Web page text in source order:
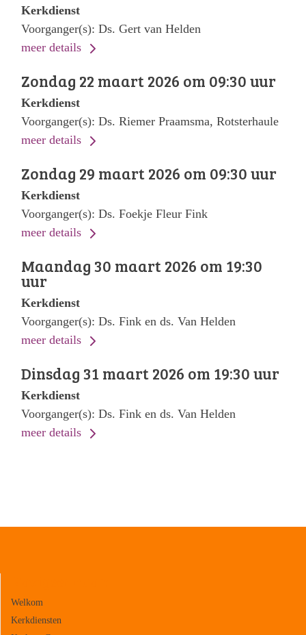
Kerkdienst
Voorganger(s): Ds. Gert van Helden
meer details
Zondag 22 maart 2026 om 09:30 uur
Kerkdienst
Voorganger(s): Ds. Riemer Praamsma, Rotsterhaule
meer details
Zondag 29 maart 2026 om 09:30 uur
Kerkdienst
Voorganger(s): Ds. Foekje Fleur Fink
meer details
Maandag 30 maart 2026 om 19:30
uur
Kerkdienst
Voorganger(s): Ds. Fink en ds. Van Helden
meer details
Dinsdag 31 maart 2026 om 19:30 uur
Kerkdienst
Voorganger(s): Ds. Fink en ds. Van Helden
meer details
Welkom
Kerkdiensten